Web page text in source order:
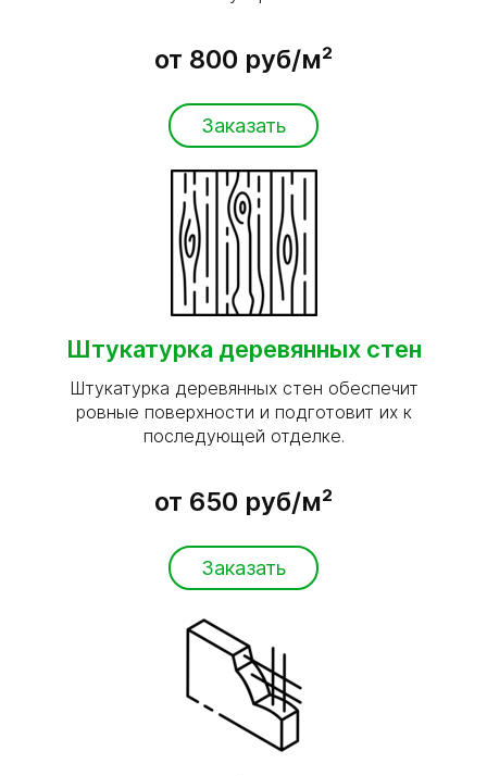
от 800 руб/м²
Заказать
Штукатурка деревянных стен
Штукатурка деревянных стен обеспечит
ровные поверхности и подготовит их к
последующей отделке.
от 650 руб/м²
Заказать